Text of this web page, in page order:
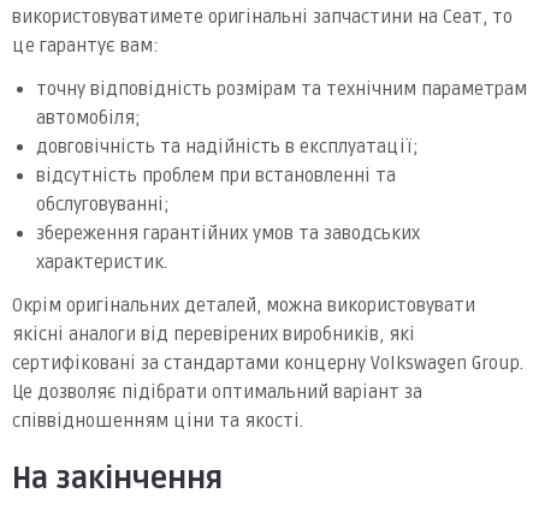
використовуватимете оригінальні запчастини на Сеат, то
це гарантує вам:
точну відповідність розмірам та технічним параметрам
автомобіля;
довговічність та надійність в експлуатації;
відсутність проблем при встановленні та
обслуговуванні;
збереження гарантійних умов та заводських
характеристик.
Окрім оригінальних деталей, можна використовувати
якісні аналоги від перевірених виробників, які
сертифіковані за стандартами концерну Volkswagen Group.
Це дозволяє підібрати оптимальний варіант за
співвідношенням ціни та якості.
На закінчення